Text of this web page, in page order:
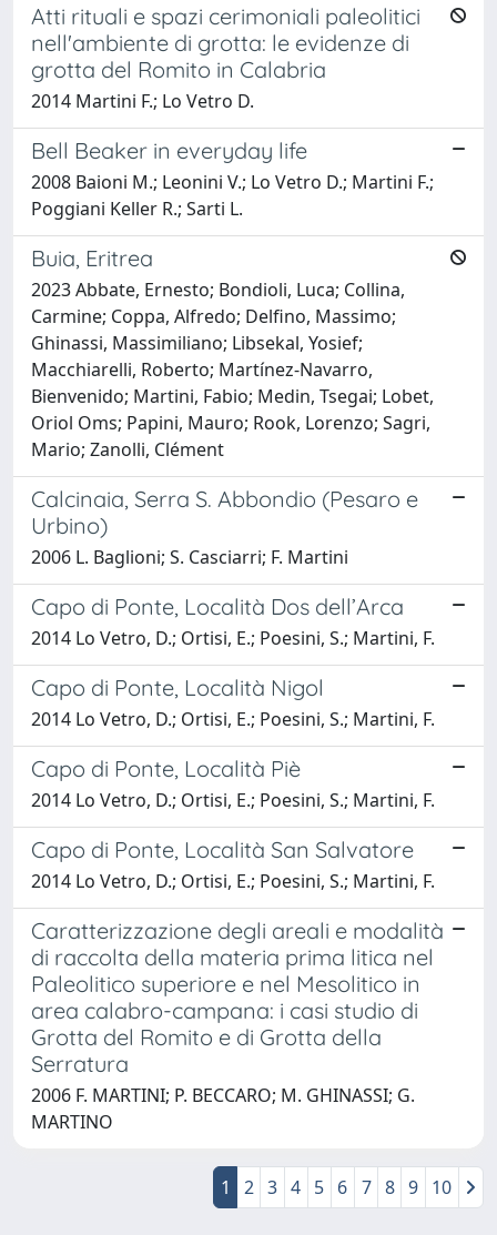
Atti rituali e spazi cerimoniali paleolitici
nell'ambiente di grotta: le evidenze di
grotta del Romito in Calabria
2014 Martini F.; Lo Vetro D.
Bell Beaker in everyday life
2008 Baioni M.; Leonini V.; Lo Vetro D.; Martini F.;
Poggiani Keller R.; Sarti L.
Buia, Eritrea
2023 Abbate, Ernesto; Bondioli, Luca; Collina,
Carmine; Coppa, Alfredo; Delfino, Massimo;
Ghinassi, Massimiliano; Libsekal, Yosief;
Macchiarelli, Roberto; Martínez-Navarro,
Bienvenido; Martini, Fabio; Medin, Tsegai; Lobet,
Oriol Oms; Papini, Mauro; Rook, Lorenzo; Sagri,
Mario; Zanolli, Clément
Calcinaia, Serra S. Abbondio (Pesaro e
Urbino)
2006 L. Baglioni; S. Casciarri; F. Martini
Capo di Ponte, Località Dos dell’Arca
2014 Lo Vetro, D.; Ortisi, E.; Poesini, S.; Martini, F.
Capo di Ponte, Località Nigol
2014 Lo Vetro, D.; Ortisi, E.; Poesini, S.; Martini, F.
Capo di Ponte, Località Piè
2014 Lo Vetro, D.; Ortisi, E.; Poesini, S.; Martini, F.
Capo di Ponte, Località San Salvatore
2014 Lo Vetro, D.; Ortisi, E.; Poesini, S.; Martini, F.
Caratterizzazione degli areali e modalità
di raccolta della materia prima litica nel
Paleolitico superiore e nel Mesolitico in
area calabro-campana: i casi studio di
Grotta del Romito e di Grotta della
Serratura
2006 F. MARTINI; P. BECCARO; M. GHINASSI; G.
MARTINO
1 2 3 4 5 6 7 8 9 10